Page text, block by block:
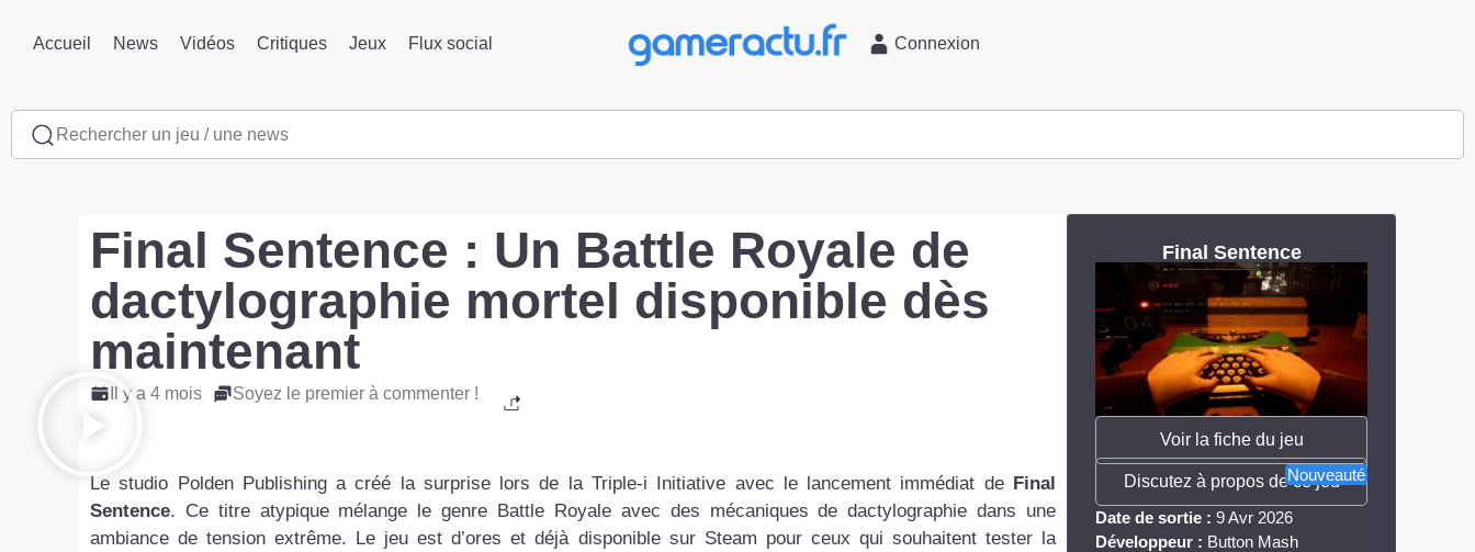
Accueil News Vidéos Critiques Jeux Flux social Connexion
Rechercher un jeu / une news
Final Sentence : Un Battle Royale de
dactylographie mortel disponible dès
maintenant
Il y a 4 mois Soyez le premier à commenter !
Le studio Polden Publishing a créé la surprise lors de la Triple-i Initiative avec le lancement immédiat de Final
Sentence. Ce titre atypique mélange le genre Battle Royale avec des mécaniques de dactylographie dans une
ambiance de tension extrême. Le jeu est d’ores et déjà disponible sur Steam pour ceux qui souhaitent tester la
Final Sentence
Voir la fiche du jeu
Nouveauté
Discutez à propos de ce jeu
Date de sortie : 9 Avr 2026
Développeur : Button Mash